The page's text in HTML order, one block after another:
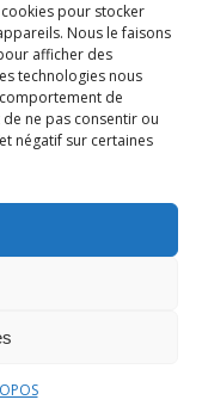
pour stocker
Nous le faisons
afficher des
technologies nous
de
ne pas consentir ou
négatif sur certaines
par